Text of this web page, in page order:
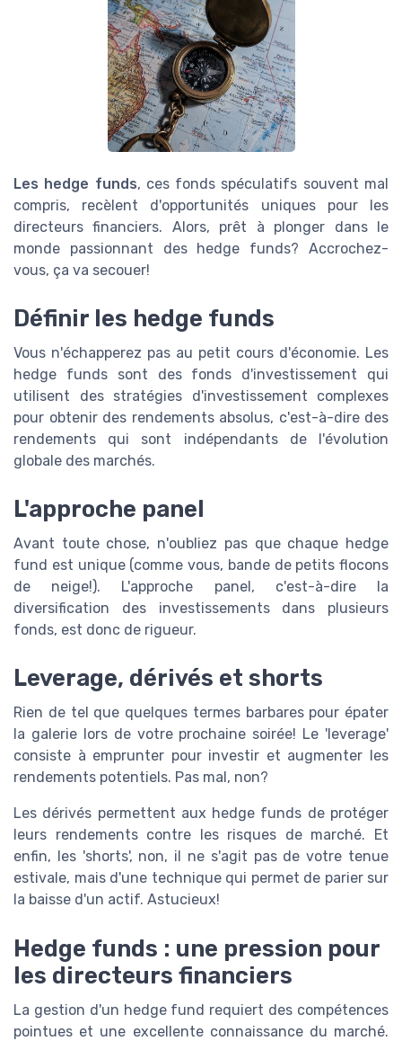
Les hedge funds, ces fonds spéculatifs souvent mal
compris, recèlent d'opportunités uniques pour les
directeurs financiers. Alors, prêt à plonger dans le
monde passionnant des hedge funds? Accrochez-
vous, ça va secouer!
Définir les hedge funds
Vous n'échapperez pas au petit cours d'économie. Les
hedge funds sont des fonds d'investissement qui
utilisent des stratégies d'investissement complexes
pour obtenir des rendements absolus, c'est-à-dire des
rendements qui sont indépendants de l'évolution
globale des marchés.
L'approche panel
Avant toute chose, n'oubliez pas que chaque hedge
fund est unique (comme vous, bande de petits flocons
de neige!). L'approche panel, c'est-à-dire la
diversification des investissements dans plusieurs
fonds, est donc de rigueur.
Leverage, dérivés et shorts
Rien de tel que quelques termes barbares pour épater
la galerie lors de votre prochaine soirée! Le 'leverage'
consiste à emprunter pour investir et augmenter les
rendements potentiels. Pas mal, non?
Les dérivés permettent aux hedge funds de protéger
leurs rendements contre les risques de marché. Et
enfin, les 'shorts', non, il ne s'agit pas de votre tenue
estivale, mais d'une technique qui permet de parier sur
la baisse d'un actif. Astucieux!
Hedge funds : une pression pour
les directeurs financiers
La gestion d'un hedge fund requiert des compétences
pointues et une excellente connaissance du marché.